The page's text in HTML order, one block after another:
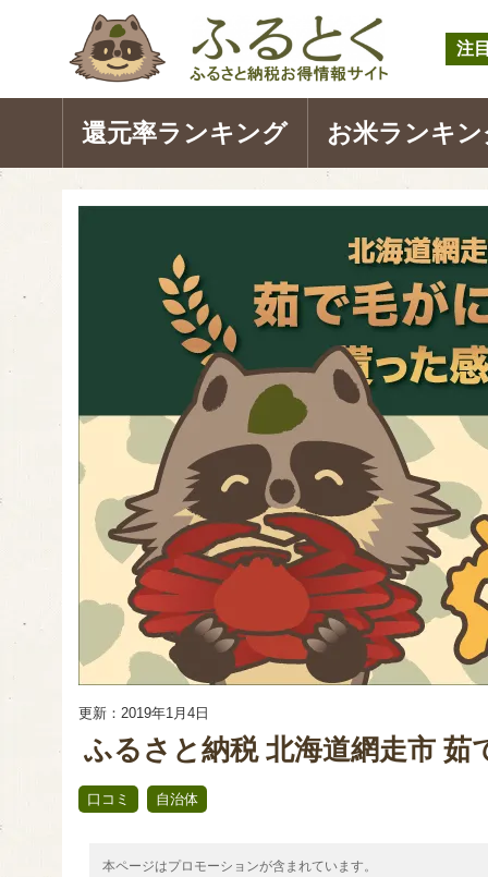
注
還元率ランキング お米ランキ
更新：2019年1月4日
ふるさと納税 北海道網走市 茹
口コミ 自治体
本ページはプロモーションが含まれています。